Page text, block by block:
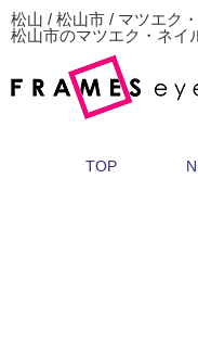
松山 / 松山市 / マツエク
松山市のマツエク・ネイ
TOP